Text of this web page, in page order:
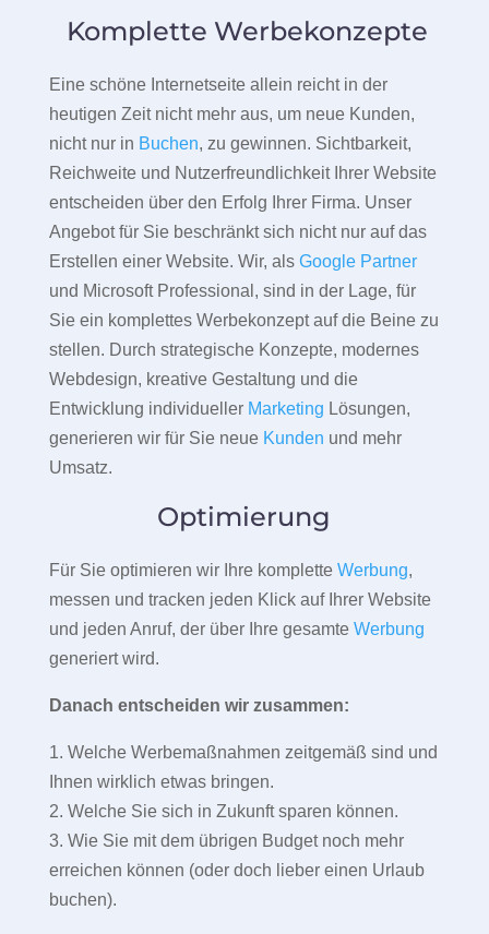
Komplette Werbekonzepte
Eine schöne Internetseite allein reicht in der
heutigen Zeit nicht mehr aus, um neue Kunden,
nicht nur in Buchen, zu gewinnen. Sichtbarkeit,
Reichweite und Nutzerfreundlichkeit Ihrer Website
entscheiden über den Erfolg Ihrer Firma. Unser
Angebot für Sie beschränkt sich nicht nur auf das
Erstellen einer Website. Wir, als Google Partner
und Microsoft Professional, sind in der Lage, für
Sie ein komplettes Werbekonzept auf die Beine zu
stellen. Durch strategische Konzepte, modernes
Webdesign, kreative Gestaltung und die
Entwicklung individueller Marketing Lösungen,
generieren wir für Sie neue Kunden und mehr
Umsatz.
Optimierung
Für Sie optimieren wir Ihre komplette Werbung,
messen und tracken jeden Klick auf Ihrer Website
und jeden Anruf, der über Ihre gesamte Werbung
generiert wird.
Danach entscheiden wir zusammen:
1. Welche Werbemaßnahmen zeitgemäß sind und
Ihnen wirklich etwas bringen.
2. Welche Sie sich in Zukunft sparen können.
3. Wie Sie mit dem übrigen Budget noch mehr
erreichen können (oder doch lieber einen Urlaub
buchen).